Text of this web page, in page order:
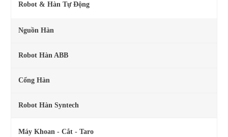
Robot & Hàn Tự Động
Nguồn Hàn
Robot Hàn ABB
Cổng Hàn
Robot Hàn Syntech
Máy Khoan - Cắt - Taro